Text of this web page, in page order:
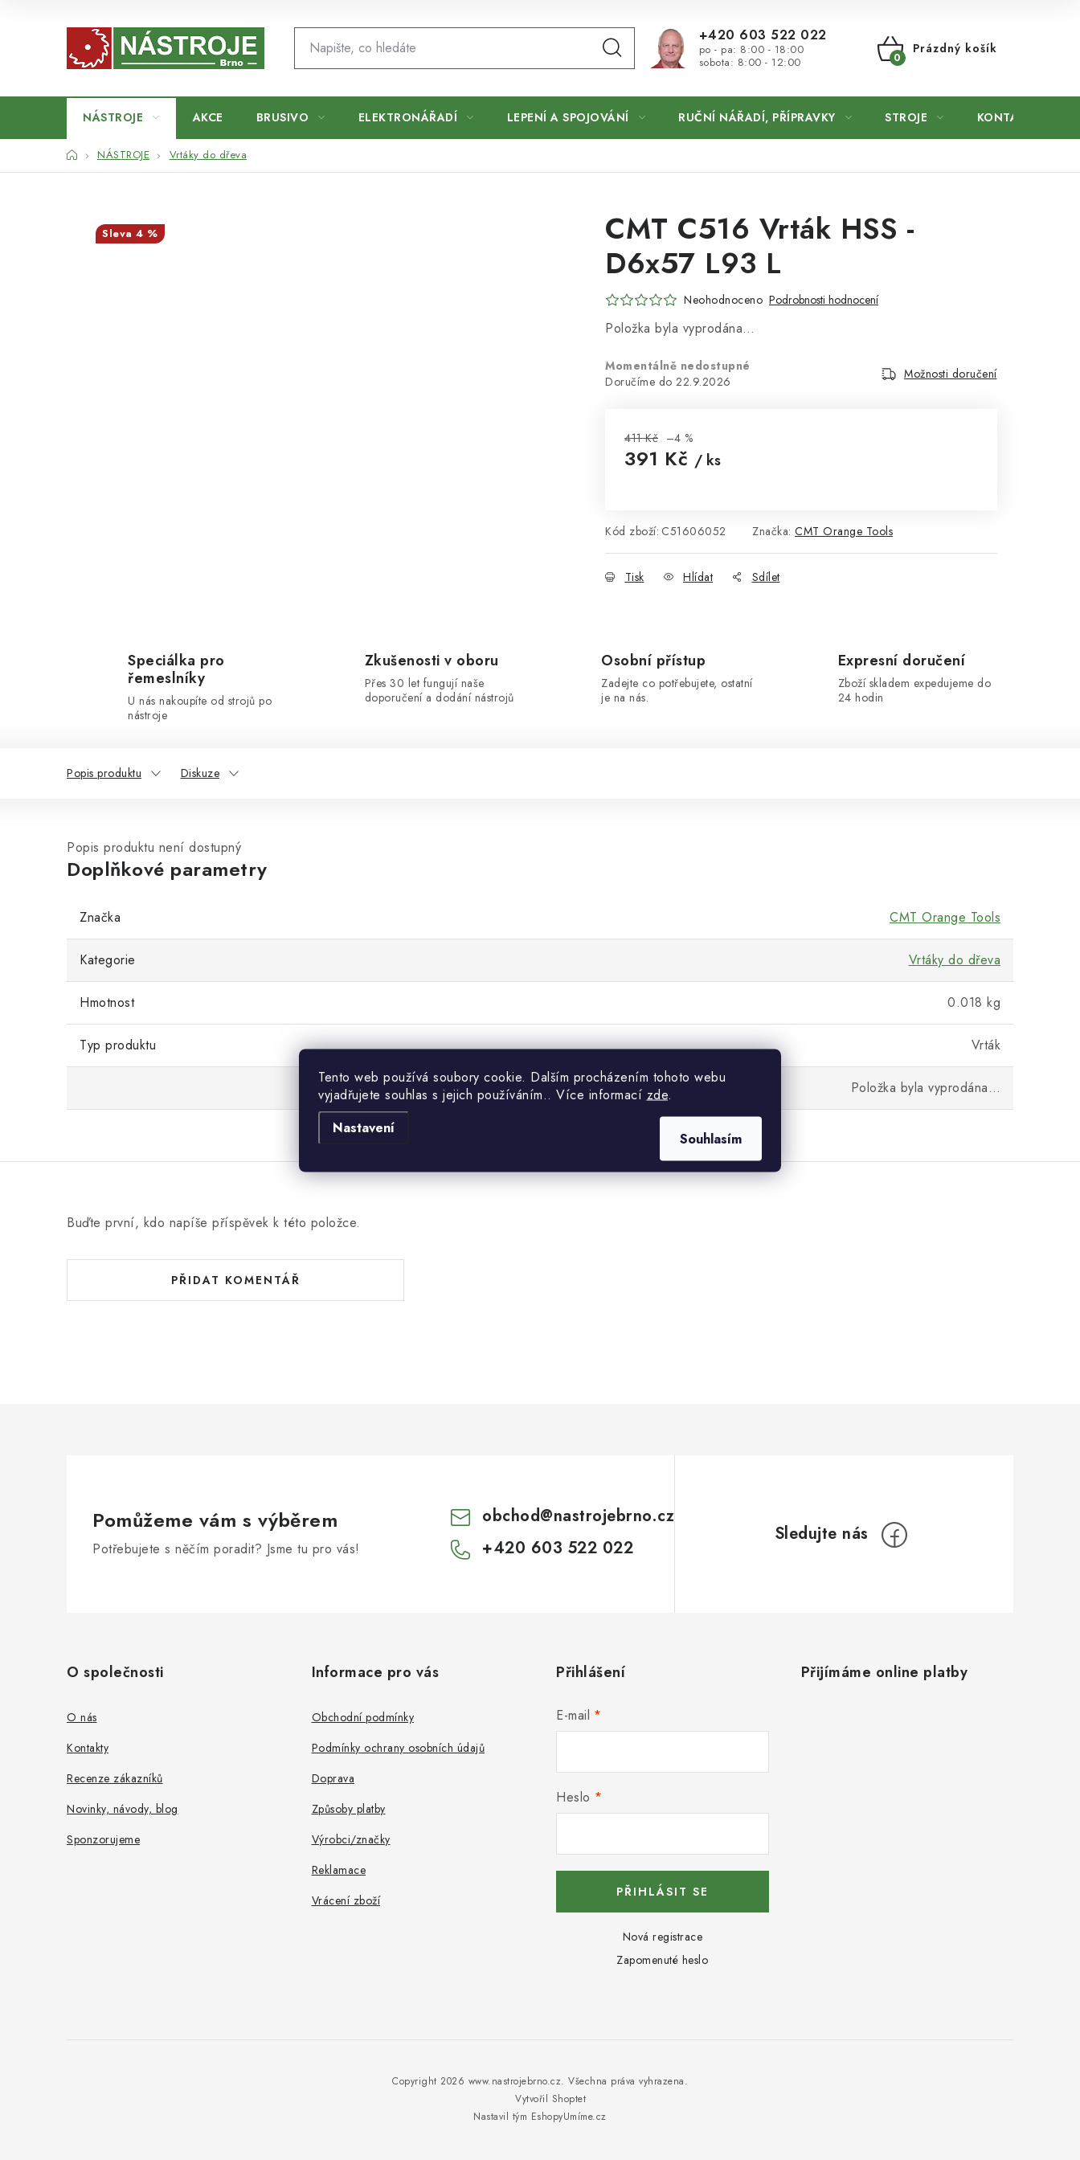
Tento web používá soubory cookie. Dalším procházením tohoto webu
vyjadřujete souhlas s jejich používáním.. Více informací zde.
Nastavení
Souhlasím
+420 603 522 022
po - pa: 8:00 - 18:00
sobota: 8:00 - 12:00
NÁKUPNÍ
Prázdný košík
NÁSTROJE AKCE BRUSIVO ELEKTRONÁŘADÍ LEPENÍ A SPOJOVÁNÍ RUČNÍ NÁŘADÍ, PŘÍPRAVKY STROJE KONTAKTY
DomůNÁSTROJE Vrtáky do dřeva
CMT C516 Vrták HSS -
D6x57 L93 L
Neohodnoceno Podrobnosti hodnocení
Položka byla vyprodána…
Momentálně nedostupné
22.9.2026
Možnosti doručení
411 Kč –4 %
391 Kč / ks
Kód zboží: C51606052 Značka: CMT Orange Tools
Tisk Hlídat Sdílet
4 %
Speciálka pro
řemeslníky
U nás nakoupíte od strojů po
nástroje
Zkušenosti v oboru
Přes 30 let fungují naše
doporučení a dodání nástrojů
Osobní přístup
Zadejte co potřebujete, ostatní
je na nás.
Expresní doručení
Zboží skladem expedujeme do
24 hodin
Popis produktu Diskuze
Popis produktu není dostupný
Doplňkové parametry
Značka CMT Orange Tools
Kategorie Vrtáky do dřeva
Hmotnost 0.018 kg
Typ produktu Vrták
Položka byla vyprodána…
Buďte první, kdo napíše příspěvek k této položce.
PŘIDAT KOMENTÁŘ
Pomůžeme vám s výběrem
Potřebujete s něčím poradit? Jsme tu pro vás!
obchod@nastrojebrno.cz
+420 603 522 022
O společnosti
O nás
Kontakty
Recenze zákazníků
Novinky, návody, blog
Sponzorujeme
Informace pro vás
Obchodní podmínky
Podmínky ochrany osobních údajů
Doprava
Způsoby platby
Výrobci/značky
Reklamace
Vrácení zboží
Přihlášení
E-mail
Heslo
PŘIHLÁSIT SE
Nová registrace
Zapomenuté heslo
Přijímáme online platby
Vytvořil Shoptet
Nastavil tým EshopyUmíme.cz
Copyright 2026 www.nastrojebrno.cz. Všechna práva vyhrazena.